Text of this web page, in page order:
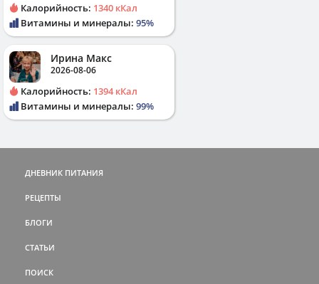
Калорийность: 1340 кКал
Витамины и минералы: 95%
Ирина Макс
2026-08-06
Калорийность: 1394 кКал
Витамины и минералы: 99%
ДНЕВНИК ПИТАНИЯ
РЕЦЕПТЫ
БЛОГИ
СТАТЬИ
ПОИСК